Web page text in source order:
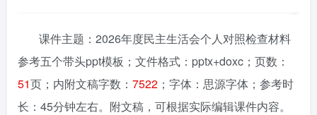
课件主题：2026年度民主生活会个人对照检查材料
参考五个带头ppt模板；文件格式：pptx+doxc；页数：
51页；内附文稿字数： 7522 ；字体：思源字体；参考时
长：45分钟左右。附文稿，可根据实际编辑课件内容。